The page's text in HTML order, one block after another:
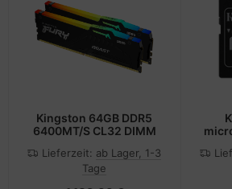
Kingston 64GB DDR5
6400MT/S CL32 DIMM
Lieferzeit: ab Lager, 1-3
Tage
U3